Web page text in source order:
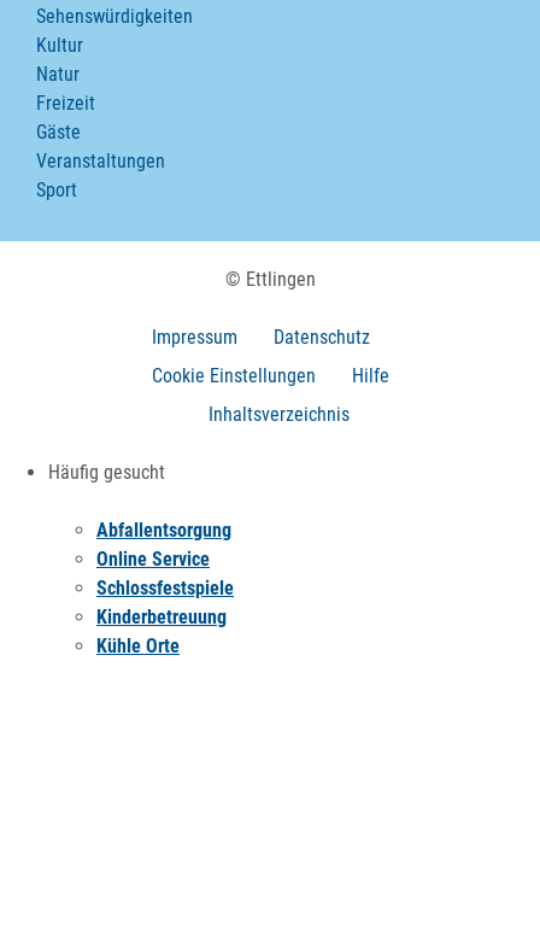
Sehenswürdigkeiten
Kultur
Natur
Freizeit
Gäste
Veranstaltungen
Sport
© Ettlingen
Impressum
Datenschutz
Cookie Einstellungen
Hilfe
Inhaltsverzeichnis
Häufig gesucht
Abfallentsorgung
Online Service
Schlossfestspiele
Kinderbetreuung
Kühle Orte